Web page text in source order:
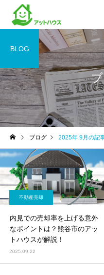
BLOG
ブログ 2025年 9月の記
不動産売却
内見での売却率を上げる意外
なポイントは？熊谷市のアッ
トハウスが解説！
2025.09.22